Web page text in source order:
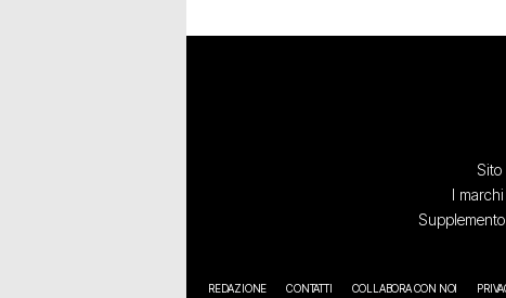
Sito
I
REDAZIONE CONTATTI COLLABORA CON NOI